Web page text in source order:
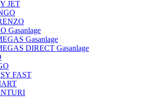
JET
Gasanlage
Gasanlage
DIRECT Gasanlage
FAST